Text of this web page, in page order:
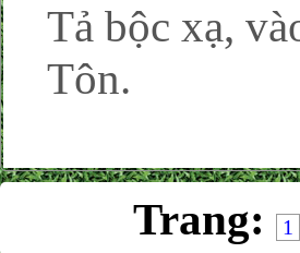
Tả bộc xạ,
Tôn.
Trang: 1